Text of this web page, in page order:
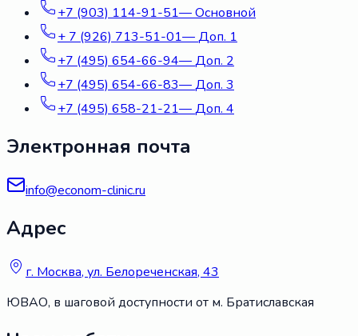
+7 (903) 114-91-51—Основной
+ 7 (926) 713-51-01—Доп. 1
+7 (495) 654-66-94—Доп. 2
+7 (495) 654-66-83—Доп. 3
+7 (495) 658-21-21—Доп. 4
Электронная почта
info@econom-clinic.ru
Адрес
г. Москва, ул. Белореченская, 43
ЮВАО, в шаговой доступности от м. Братиславская